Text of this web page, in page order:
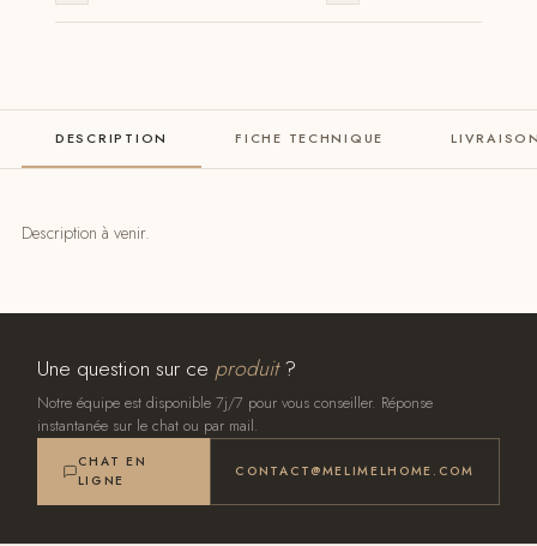
DESCRIPTION FICHE TECHNIQUE
Description à venir.
Une question sur ce produit?
Notre équipe est disponible 7j/7 pour vous conseiller. Réponse
instantanée sur le chat ou par mail.
CHAT EN
LIGNE
CONTACT@MELIMELHOME.COM